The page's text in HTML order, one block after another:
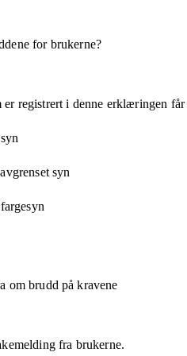
for brukerne?
er registrert i denne erklæringen
syn
om brudd på kravene
fra brukerne.